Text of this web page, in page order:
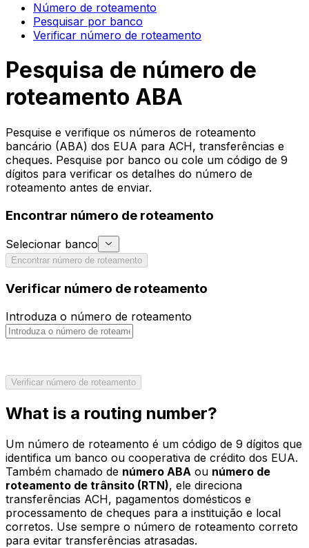
Número de roteamento
Pesquisar por banco
Verificar número de roteamento
Pesquisa de número de
roteamento ABA
Pesquise e verifique os números de roteamento
bancário (ABA) dos EUA para ACH, transferências e
cheques. Pesquise por banco ou cole um código de 9
dígitos para verificar os detalhes do número de
roteamento antes de enviar.
Encontrar número de roteamento
Selecionar banco
Encontrar número de roteamento
Verificar número de roteamento
Introduza o número de roteamento
Verificar número de roteamento
What is a routing number?
Um número de roteamento é um código de 9 dígitos que
identifica um banco ou cooperativa de crédito dos EUA.
Também chamado de número ABA ou número de
roteamento de trânsito (RTN), ele direciona
transferências ACH, pagamentos domésticos e
processamento de cheques para a instituição e local
corretos. Use sempre o número de roteamento correto
para evitar transferências atrasadas.